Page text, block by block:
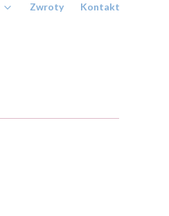
Zwroty Kontakt i numer